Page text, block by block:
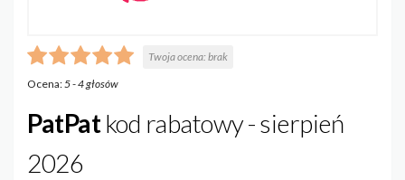
Twoja ocena:brak
Ocena:5-4głosów
PatPatkod rabatowy - sierpień
2026